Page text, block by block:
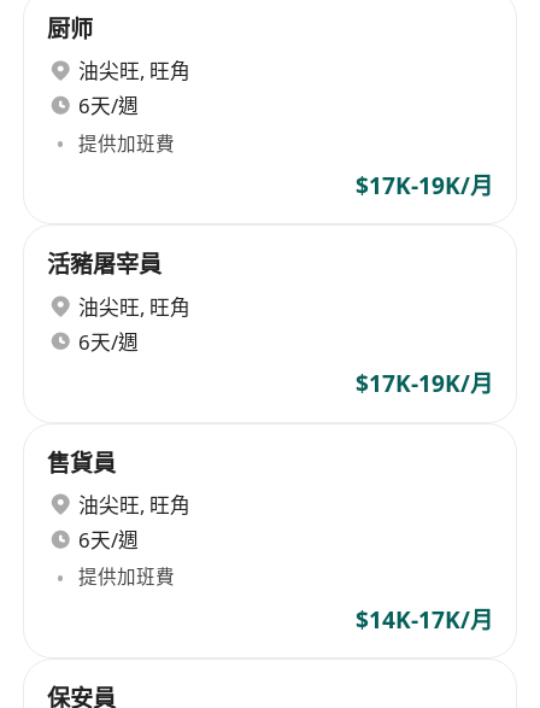
厨师
油尖旺, 旺角
6天/週
提供加班費
$17K-19K/月
活豬屠宰員
油尖旺, 旺角
6天/週
$17K-19K/月
售貨員
油尖旺, 旺角
6天/週
提供加班費
$14K-17K/月
保安員